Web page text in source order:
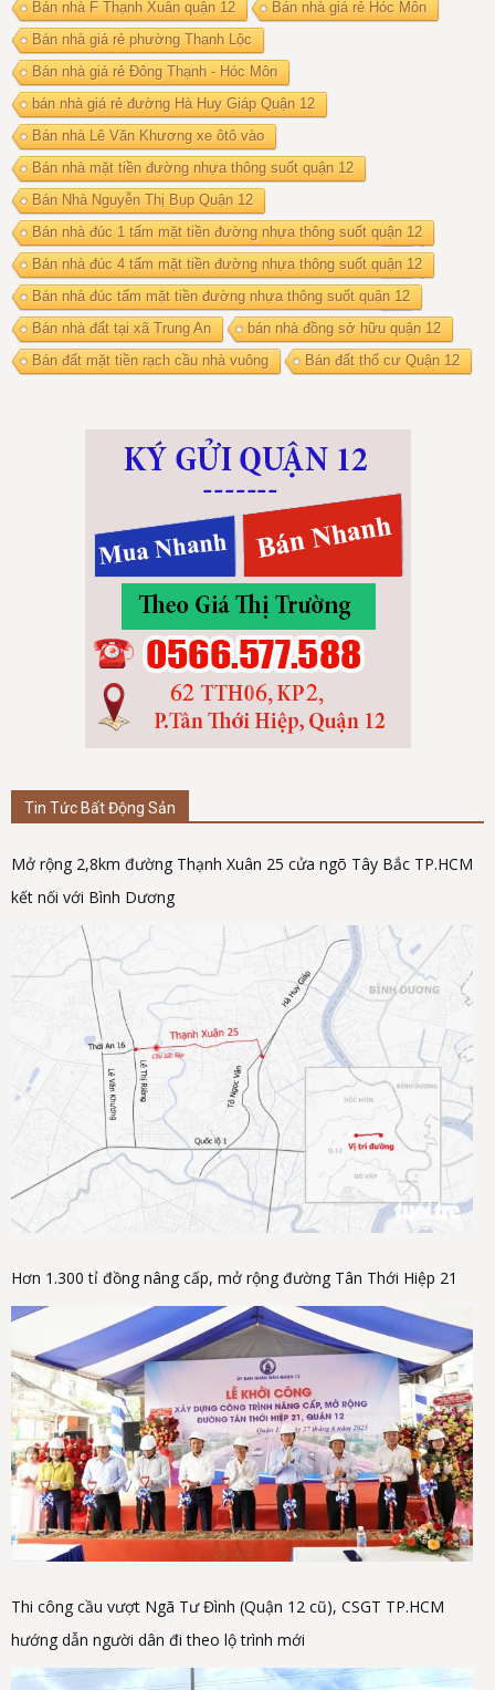
Bán nhà F Thạnh Xuân quận 12
Bán nhà giá rẻ Hóc Môn
Bán nhà giá rẻ phường Thạnh Lộc
Bán nhà giá rẻ Đông Thạnh - Hóc Môn
bán nhà giá rẻ đường Hà Huy Giáp Quận 12
Bán nhà Lê Văn Khương xe ôtô vào
Bán nhà mặt tiền đường nhựa thông suốt quận 12
Bán Nhà Nguyễn Thị Bụp Quận 12
Bán nhà đúc 1 tấm mặt tiền đường nhựa thông suốt quận 12
Bán nhà đúc 4 tấm mặt tiền đường nhựa thông suốt quận 12
Bán nhà đúc tấm mặt tiền đường nhựa thông suốt quận 12
Bán nhà đất tại xã Trung An
bán nhà đồng sở hữu quận 12
Bán đất mặt tiền rạch cầu nhà vuông
Bán đất thổ cư Quận 12
Tin Tức Bất Động Sản
Mở rộng 2,8km đường Thạnh Xuân 25 cửa ngõ Tây Bắc TP.HCM
kết nối với Bình Dương
Hơn 1.300 tỉ đồng nâng cấp, mở rộng đường Tân Thới Hiệp 21
Thi công cầu vượt Ngã Tư Đình (Quận 12 cũ), CSGT TP.HCM
hướng dẫn người dân đi theo lộ trình mới